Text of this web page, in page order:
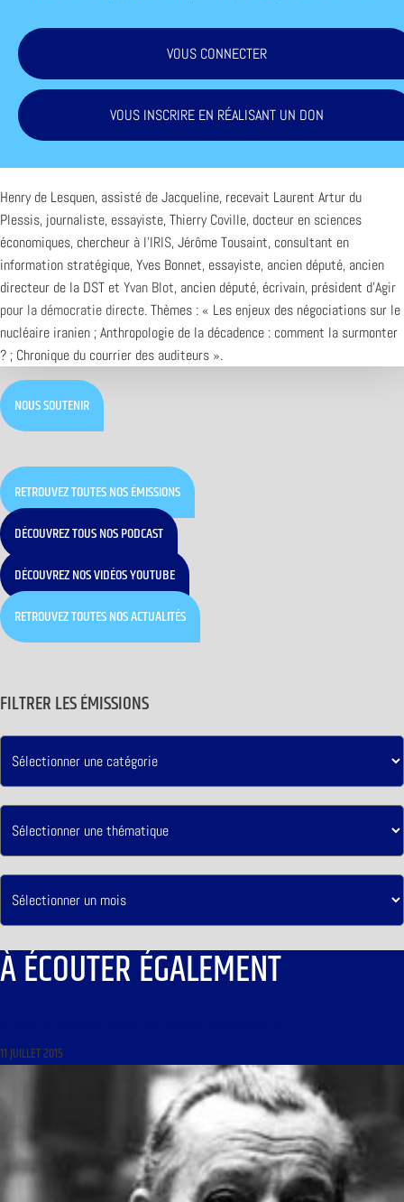
VOUS CONNECTER
VOUS INSCRIRE EN RÉALISANT UN DON
Henry de Lesquen, assisté de Jacqueline, recevait Laurent Artur du
Plessis, journaliste, essayiste, Thierry Coville, docteur en sciences
économiques, chercheur à l’IRIS, Jérôme Tousaint, consultant en
information stratégique, Yves Bonnet, essayiste, ancien député, ancien
directeur de la DST et Yvan Blot, ancien député, écrivain, président d’Agir
pour la démocratie directe. Thèmes : « Les enjeux des négociations sur le
nucléaire iranien ; Anthropologie de la décadence : comment la surmonter
? ; Chronique du courrier des auditeurs ».
NOUS SOUTENIR
RETROUVEZ TOUTES NOS ÉMISSIONS
DÉCOUVREZ TOUS NOS PODCAST
DÉCOUVREZ NOS VIDÉOS YOUTUBE
RETROUVEZ TOUTES NOS ACTUALITÉS
FILTRER LES ÉMISSIONS
À ÉCOUTER ÉGALEMENT
11 JUILLET 2015